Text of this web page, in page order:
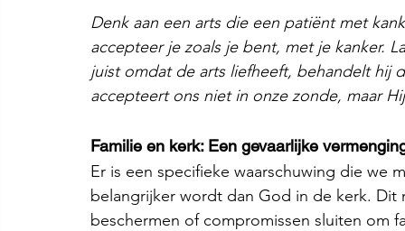
Denk aan een arts die een patiënt met
accepteer je zoals je bent, met je kanker.
juist omdat de arts liefheeft, behandelt hij
accepteert ons niet in onze zonde, maar
Familie en kerk: Een gevaarlijke
Er is een specifieke waarschuwing die we
belangrijker wordt dan God in de kerk.
beschermen of compromissen sluiten om